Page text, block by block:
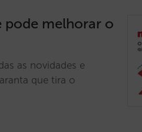
pode melhorar o
as novidades e
que tira o